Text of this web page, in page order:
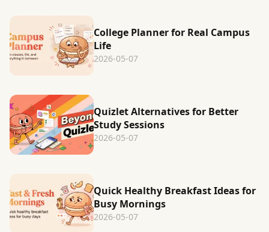
College Planner for Real Campus
Life
2026-05-07
Quizlet Alternatives for Better
Study Sessions
2026-05-07
Quick Healthy Breakfast Ideas for
Busy Mornings
2026-05-07